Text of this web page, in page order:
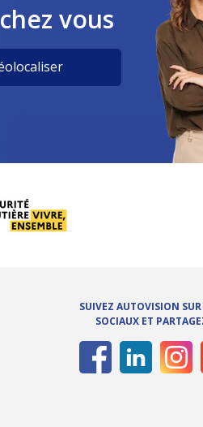
vous
SUIVEZ AUTOVISION SUR
SOCIAUX ET